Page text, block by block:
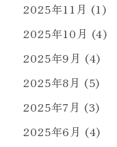
2025年11月 (1)
2025年10月 (4)
2025年9月 (4)
2025年8月 (5)
2025年7月 (3)
2025年6月 (4)